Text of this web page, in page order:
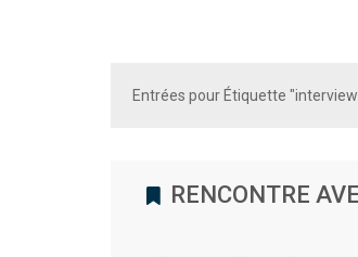
Entrées pour Étiquette
RENCONTRE